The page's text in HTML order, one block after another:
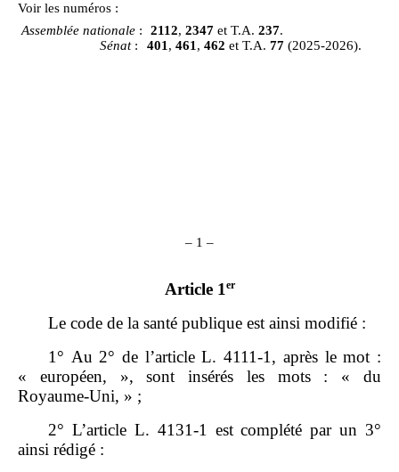
Voir les numéros :
Assemblée nationale : 2112,2347 et T.A.237.
Sénat : 401 , 461 , 462 et T.A. 77 (2025‑2026).
– 1 –
Article 1 er
Le code de la santé publique est ainsi modifié :
1° Au 2° de l’article L. 4111‑1, après le mot :
« européen, », sont insérés les mots : « du
Royaume‑Uni, » ;
2° L’article L. 4131‑1 est complété par un 3°
ainsi rédigé :